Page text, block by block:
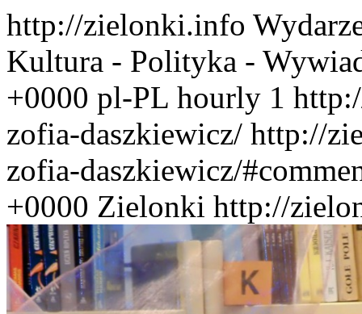
http://zielonki.info
Kultura - Polityka -
+0000 pl-PL hourly 1
zofia-daszkiewicz/ http://
zofia-daszkiewicz/
+0000 Zielonki http://